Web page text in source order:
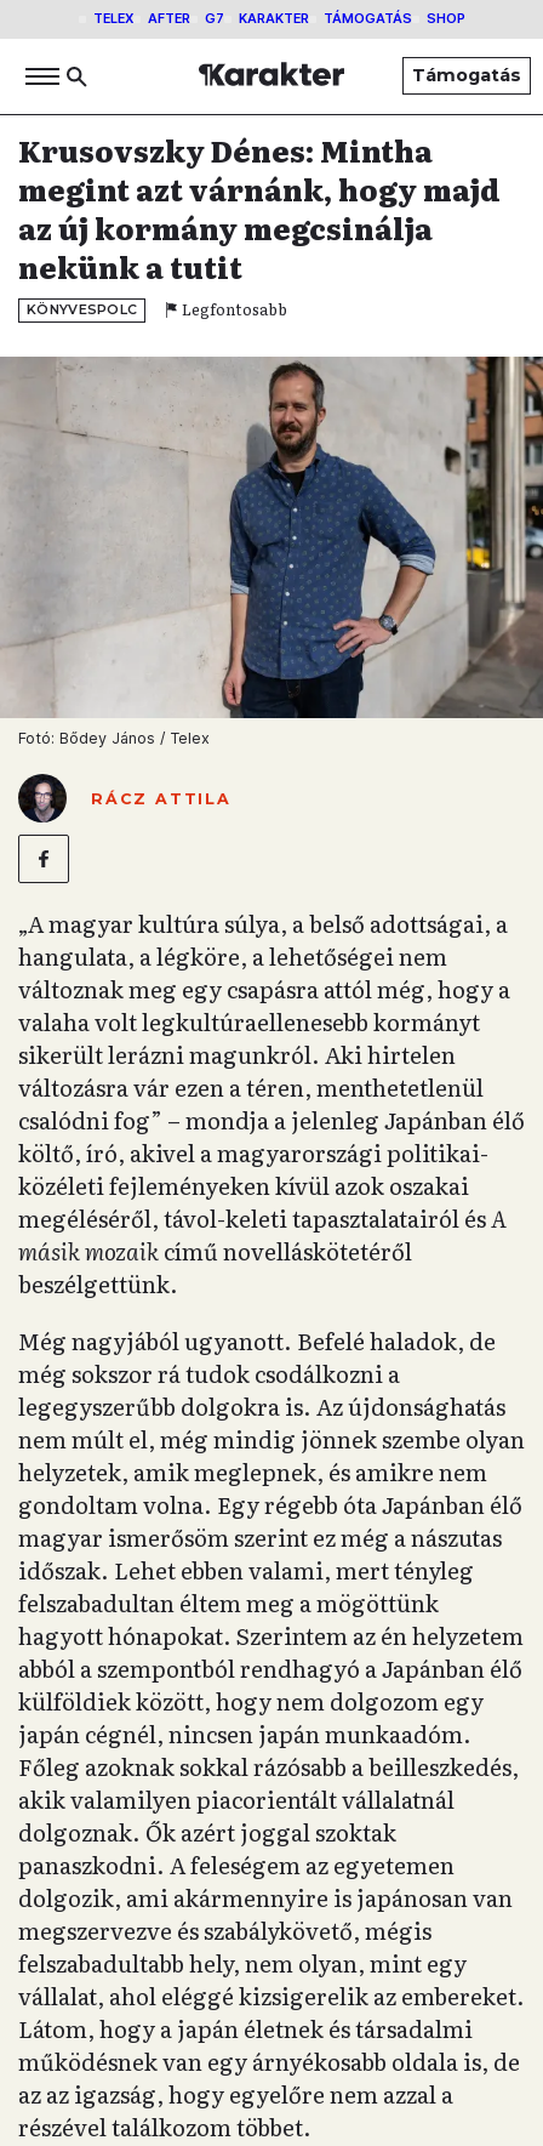
TELEX AFTER G7 KARAKTER TÁMOGATÁS SHOP
Támogatás
Krusovszky Dénes: Mintha
megint azt várnánk, hogy majd
az új kormány megcsinálja
nekünk a tutit
KÖNYVESPOLC Legfontosabb
Fotó: Bődey János / Telex
RÁCZ ATTILA
„A magyar kultúra súlya, a belső adottságai, a
hangulata, a légköre, a lehetőségei nem
változnak meg egy csapásra attól még, hogy a
valaha volt legkultúraellenesebb kormányt
sikerült lerázni magunkról. Aki hirtelen
változásra vár ezen a téren, menthetetlenül
csalódni fog” – mondja a jelenleg Japánban élő
költő, író, akivel a magyarországi politikai-
közéleti fejleményeken kívül azok oszakai
megéléséről, távol-keleti tapasztalatairól ésA
másik mozaikcímű novelláskötetéről
beszélgettünk.
Még nagyjából ugyanott. Befelé haladok, de
még sokszor rá tudok csodálkozni a
legegyszerűbb dolgokra is. Az újdonsághatás
nem múlt el, még mindig jönnek szembe olyan
helyzetek, amik meglepnek, és amikre nem
gondoltam volna. Egy régebb óta Japánban élő
magyar ismerősöm szerint ez még a nászutas
időszak. Lehet ebben valami, mert tényleg
felszabadultan éltem meg a mögöttünk
hagyott hónapokat. Szerintem az én helyzetem
abból a szempontból rendhagyó a Japánban élő
külföldiek között, hogy nem dolgozom egy
japán cégnél, nincsen japán munkaadóm.
Főleg azoknak sokkal rázósabb a beilleszkedés,
akik valamilyen piacorientált vállalatnál
dolgoznak. Ők azért joggal szoktak
panaszkodni. A feleségem az egyetemen
dolgozik, ami akármennyire is japánosan van
megszervezve és szabálykövető, mégis
felszabadultabb hely, nem olyan, mint egy
vállalat, ahol eléggé kizsigerelik az embereket.
Látom, hogy a japán életnek és társadalmi
működésnek van egy árnyékosabb oldala is, de
az az igazság, hogy egyelőre nem azzal a
részével találkozom többet.